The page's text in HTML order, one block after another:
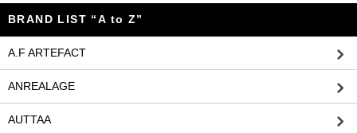
BRAND LIST “A to Z”
A.F ARTEFACT
ANREALAGE
AUTTAA